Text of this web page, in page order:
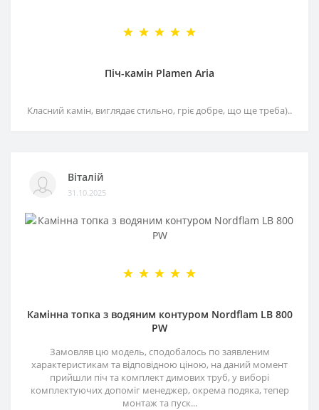
Піч-камін Plamen Aria
Класний камін, виглядає стильно, гріє добре, що ще треба)..
Віталій
31.10.2025
Камінна топка з водяним контуром Nordflam LB 800
PW
Замовляв цю модель, сподобалось по заявленим
характеристикам та відповідною ціною, на даний момент
прийшли піч та комплект димових труб, у виборі
комплектуючих допоміг менеджер, окрема подяка, тепер
монтаж та пуск...